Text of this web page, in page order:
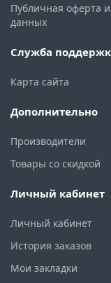
Публичная оферта
данных
Служба
Карта сайта
Дополнительно
Производители
Товары со скидкой
Личный кабинет
Личный кабинет
История заказов
Мои закладки